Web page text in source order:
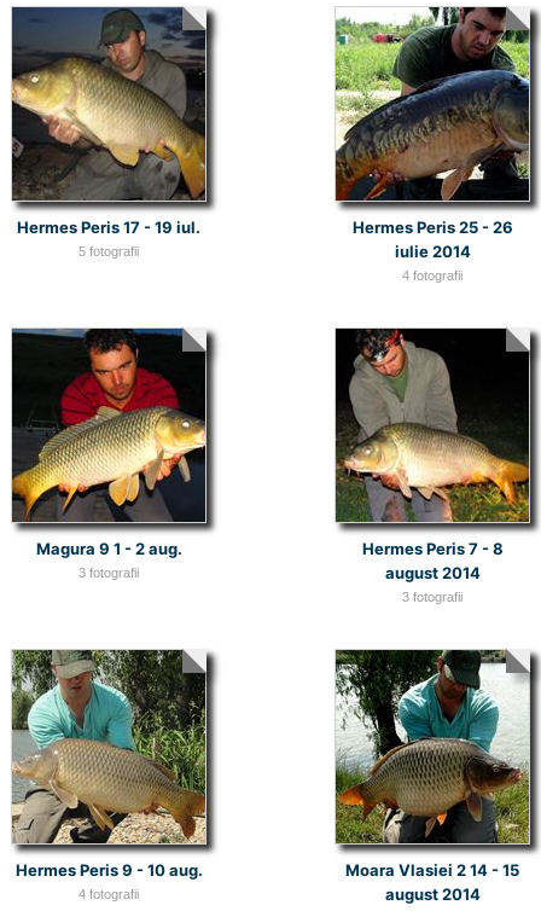
Hermes Peris 17 - 19 iul.
5 fotografii
Hermes Peris 25 - 26
iulie 2014
4 fotografii
Magura 9 1 - 2 aug.
3 fotografii
Hermes Peris 7 - 8
august 2014
3 fotografii
Hermes Peris 9 - 10 aug.
4 fotografii
Moara Vlasiei 2 14 - 15
august 2014